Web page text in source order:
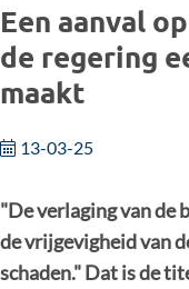
Een aanval
de regering
maakt
13-03-25
"De verlaging van de
de vrijgevigheid van
schaden." Dat is de